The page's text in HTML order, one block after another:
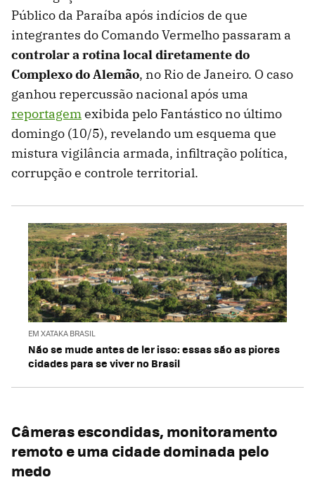
Público da Paraíba após indícios de que
integrantes do Comando Vermelho passaram a
controlar a rotina local diretamente do
Complexo do Alemão, no Rio de Janeiro. O caso
ganhou repercussão nacional após uma
reportagemexibida pelo Fantástico no último
domingo (10/5), revelando um esquema que
mistura vigilância armada, infiltração política,
corrupção e controle territorial.
EM XATAKA BRASIL
Não se mude antes de ler isso: essas são as piores
cidades para se viver no Brasil
Câmeras escondidas, monitoramento
remoto e uma cidade dominada pelo
medo